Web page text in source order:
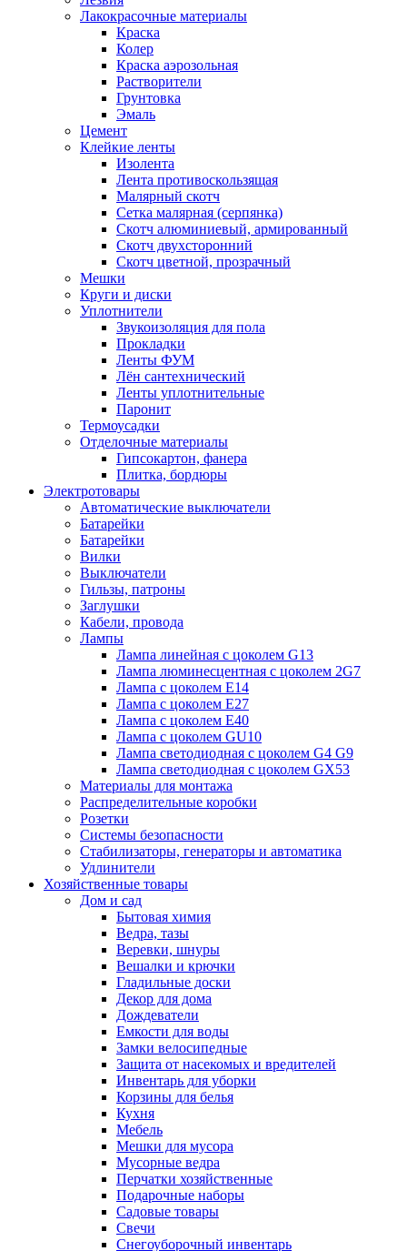
Лакокрасочные материалы
Краска
Колер
Краска аэрозольная
Растворители
Грунтовка
Эмаль
Цемент
Клейкие ленты
Изолента
Лента противоскользящая
Малярный скотч
Сетка малярная (серпянка)
Скотч алюминиевый, армированный
Скотч двухсторонний
Скотч цветной, прозрачный
Мешки
Круги и диски
Уплотнители
Звукоизоляция для пола
Прокладки
Ленты ФУМ
Лён сантехнический
Ленты уплотнительные
Паронит
Термоусадки
Отделочные материалы
Гипсокартон, фанера
Плитка, бордюры
Электротовары
Автоматические выключатели
Батарейки
Батарейки
Вилки
Выключатели
Гильзы, патроны
Заглушки
Кабели, провода
Лампы
Лампа линейная с цоколем G13
Лампа люминесцентная с цоколем 2G7
Лампа с цоколем E14
Лампа с цоколем E27
Лампа с цоколем E40
Лампа с цоколем GU10
Лампа светодиодная с цоколем G4 G9
Лампа светодиодная с цоколем GX53
Материалы для монтажа
Распределительные коробки
Розетки
Системы безопасности
Стабилизаторы, генераторы и автоматика
Удлинители
Хозяйственные товары
Дом и сад
Бытовая химия
Ведра, тазы
Веревки, шнуры
Вешалки и крючки
Гладильные доски
Декор для дома
Дождеватели
Емкости для воды
Замки велосипедные
Защита от насекомых и вредителей
Инвентарь для уборки
Корзины для белья
Кухня
Мебель
Мешки для мусора
Мусорные ведра
Перчатки хозяйственные
Подарочные наборы
Садовые товары
Свечи
Снегоуборочный инвентарь